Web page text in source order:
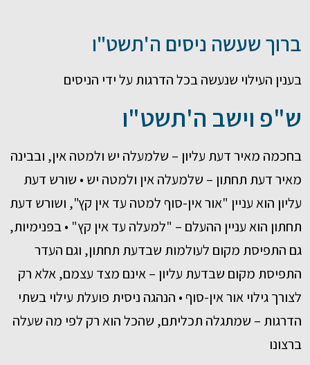
ברוך שעשה ניסים ה'תשט"ו
בענין העילוי שנעשה בכל הדרגות על ידי הניסים
ש"פ וישב ה'תשט"ו
בחכמה מאיר דעת עליון – שלמעלה יש ולמטה אין, ובבינה
מאיר דעת תחתון – שלמעלה אין ולמטה יש • שורש דעת
עליון הוא עניין "אור אין-סוף למטה עד אין קץ", ושורש דעת
תחתון הוא עניין ההעלם – "למעלה עד אין קץ" • בפנימיות,
גם התפיסת מקום לעולמות שבדעת תחתון, וגם העדר
התפיסת מקום שבדעת עליון – אינם מצד עצמם, אלא רק
לצורך גילוי אור אין-סוף • הנהגה ניסית פועלת עילוי בשתי
הדרגות – שמתגלה תכליתם, שהכל הוא רק לפי מה שעלה
ברצונו